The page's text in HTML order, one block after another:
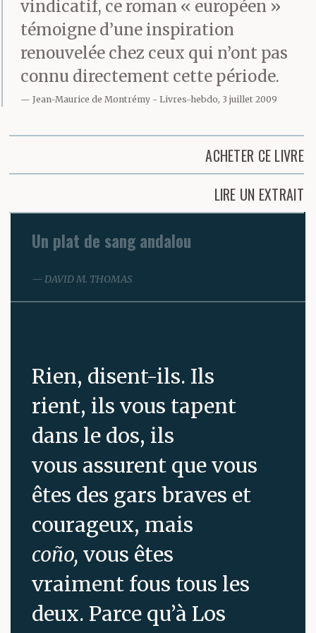
vindicatif, ce roman « européen »
témoigne d’une inspiration
renouvelée chez ceux qui n’ont pas
connu directement cette période.
Jean-Maurice de Montrémy Livres-hebdo, 3 juillet 2009
ACHETER CE LIVRE
LIRE UN EXTRAIT
Un plat de sang andalou
DAVID M. THOMAS
Rien, disent-ils. Ils
rient, ils vous tapent
dans le dos, ils
vous assurent que vous
êtes des gars braves et
courageux, mais
coño, vous êtes
vraiment fous tous les
deux. Parce qu’à Los